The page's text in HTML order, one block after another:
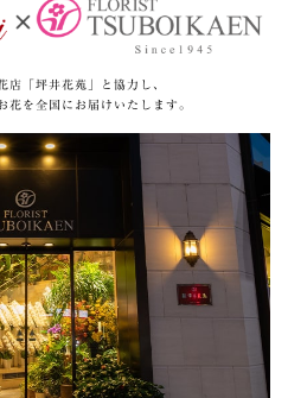
店「坪井花苑」と協力し、
花を全国にお届けいたします。